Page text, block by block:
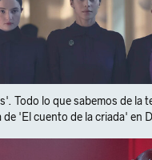
Todo lo que sabemos de la
de 'El cuento de la criada' en